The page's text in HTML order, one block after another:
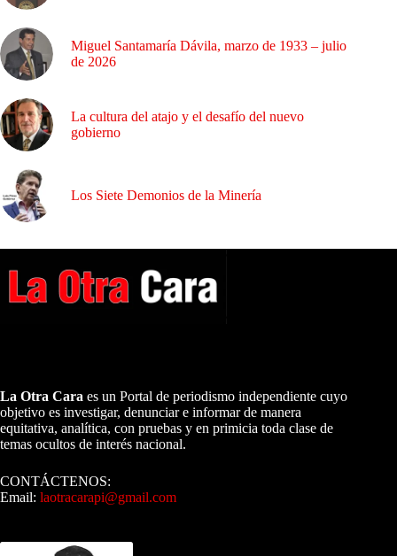
Miguel Santamaría Dávila, marzo de 1933 – julio
de 2026
La cultura del atajo y el desafío del nuevo
gobierno
Los Siete Demonios de la Minería
La Otra Cara es un Portal de periodismo independiente cuyo
objetivo es investigar, denunciar e informar de manera
equitativa, analítica, con pruebas y en primicia toda clase de
temas ocultos de interés nacional.
CONTÁCTENOS:
Email: laotracarapi@gmail.com